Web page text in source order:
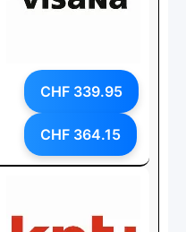
CHF 339.95
CHF 364.15